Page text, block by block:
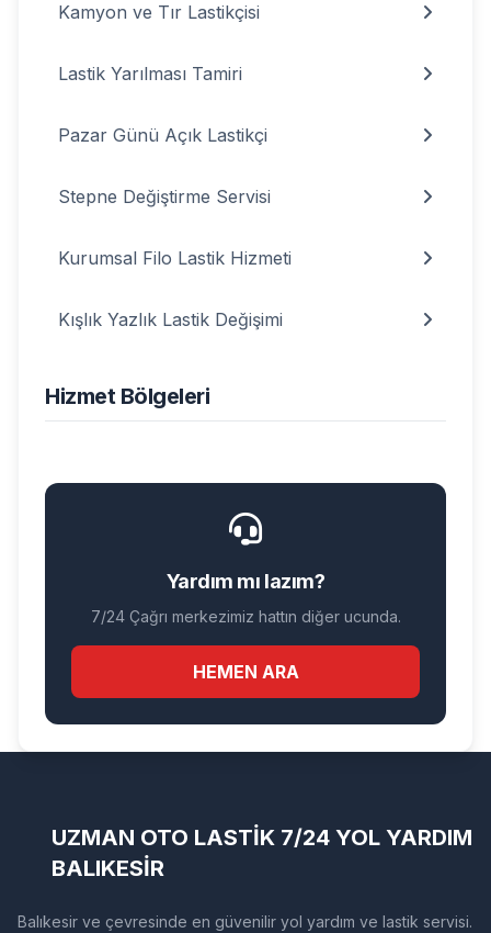
Kamyon ve Tır Lastikçisi
Lastik Yarılması Tamiri
Pazar Günü Açık Lastikçi
Stepne Değiştirme Servisi
Kurumsal Filo Lastik Hizmeti
Kışlık Yazlık Lastik Değişimi
Hizmet Bölgeleri
Yardım mı lazım?
7/24 Çağrı merkezimiz hattın diğer ucunda.
HEMEN ARA
UZMAN OTO LASTİK 7/24 YOL YARDIM
BALIKESİR
Balıkesir ve çevresinde en güvenilir yol yardım ve lastik servisi.